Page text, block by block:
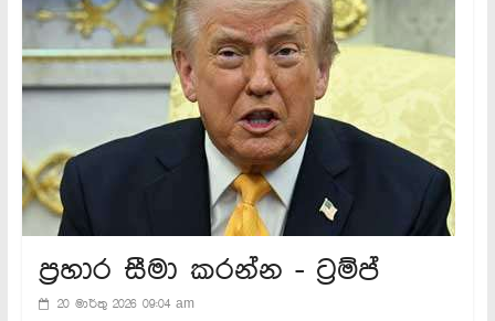
ප්‍රහාර සීමා කරන්න - ට්‍රම්ප්
20 මාර්තු 2026 09:04 am